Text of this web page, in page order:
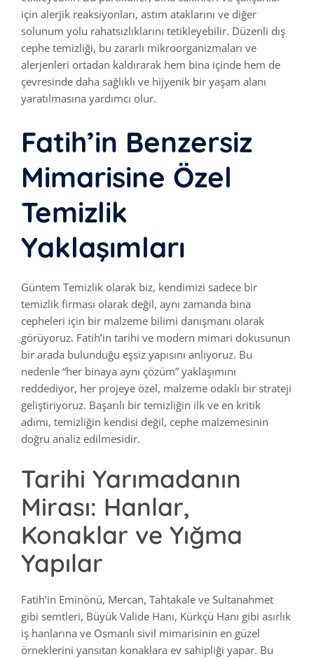
için alerjik reaksiyonları, astım ataklarını ve diğer
solunum yolu rahatsızlıklarını tetikleyebilir. Düzenli dış
cephe temizliği, bu zararlı mikroorganizmaları ve
alerjenleri ortadan kaldırarak hem bina içinde hem de
çevresinde daha sağlıklı ve hijyenik bir yaşam alanı
yaratılmasına yardımcı olur.
Fatih’in Benzersiz
Mimarisine Özel
Temizlik
Yaklaşımları
Güntem Temizlik olarak biz, kendimizi sadece bir
temizlik firması olarak değil, aynı zamanda bina
cepheleri için bir malzeme bilimi danışmanı olarak
görüyoruz. Fatih’in tarihi ve modern mimari dokusunun
bir arada bulunduğu eşsiz yapısını anlıyoruz. Bu
nedenle “her binaya aynı çözüm” yaklaşımını
reddediyor, her projeye özel, malzeme odaklı bir strateji
geliştiriyoruz. Başarılı bir temizliğin ilk ve en kritik
adımı, temizliğin kendisi değil, cephe malzemesinin
doğru analiz edilmesidir.
Tarihi Yarımadanın
Mirası: Hanlar,
Konaklar ve Yığma
Yapılar
Fatih’in Eminönü, Mercan, Tahtakale ve Sultanahmet
gibi semtleri, Büyük Valide Hanı, Kürkçü Hanı gibi asırlık
iş hanlarına ve Osmanlı sivil mimarisinin en güzel
örneklerini yansıtan konaklara ev sahipliği yapar. Bu